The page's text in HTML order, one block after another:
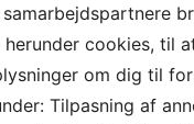
cookies, til
om dig til
Tilpasning af